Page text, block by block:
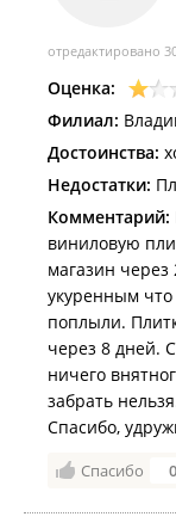
отредактировано
Оценка:
Филиал:
Достоинства:
Недостатки:
Комментарий:
виниловую
магазин через
укуренным что
поплыли.
через 8 дней.
ничего
забрать
Спасибо,
Спасибо 0